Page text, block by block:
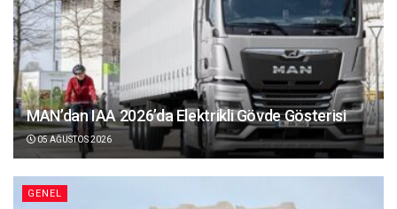
MAN’dan IAA 2026’da Elektrikli Gövde Gösterisi
05 AĞUSTOS 2026
GENEL